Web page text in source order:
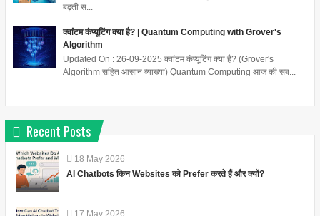
बढ़ती स...
क्वांटम कंप्यूटिंग क्या है? | Quantum Computing with Grover's
Algorithm
Updated On : 26-09-2025 क्वांटम कंप्यूटिंग क्या है? (Grover's
Algorithm सहित आसान व्याख्या) Quantum Computing आज की सब...
Recent Posts
18 May 2026
AI Chatbots किन Websites को Prefer करते हैं और क्यों?